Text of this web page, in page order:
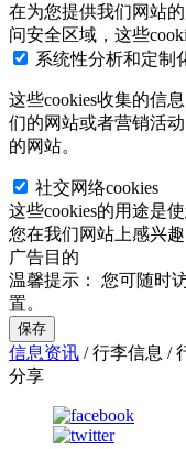
在为您提供我们网站
问安全区域，这些
系统性分析和定制
这些cookies收集的信
们的网站或者营销活
的网站。
社交网络cookies
这些cookies的用途是
您在我们网站上感兴
广告目的
温馨提示：
您可随时
置。
保存
信息资讯 / 行李信息 /
分享